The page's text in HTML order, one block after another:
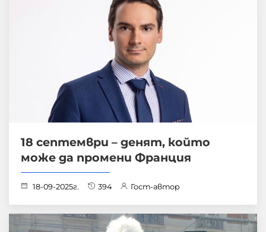
18 септември – денят, който
може да промени Франция
18-09-2025г. 394 Гост-автор